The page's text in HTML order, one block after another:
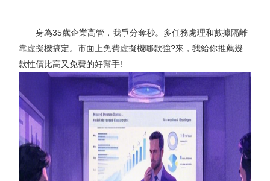
身為35歲企業高管，我爭分奪秒。多任務處理和數據隔離
靠虛擬機搞定。市面上免費虛擬機哪款強?來，我給你推薦幾
款性價比高又免費的好幫手!